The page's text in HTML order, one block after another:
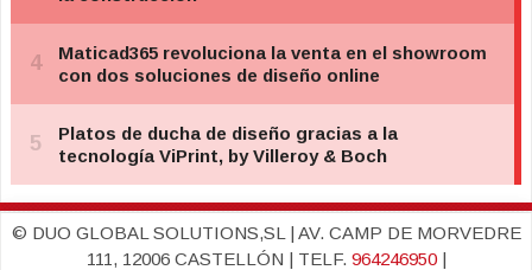
© DUO GLOBAL SOLUTIONS,SL | AV. CAMP DE MORVEDRE
111, 12006 CASTELLÓN | TELF. 964246950|